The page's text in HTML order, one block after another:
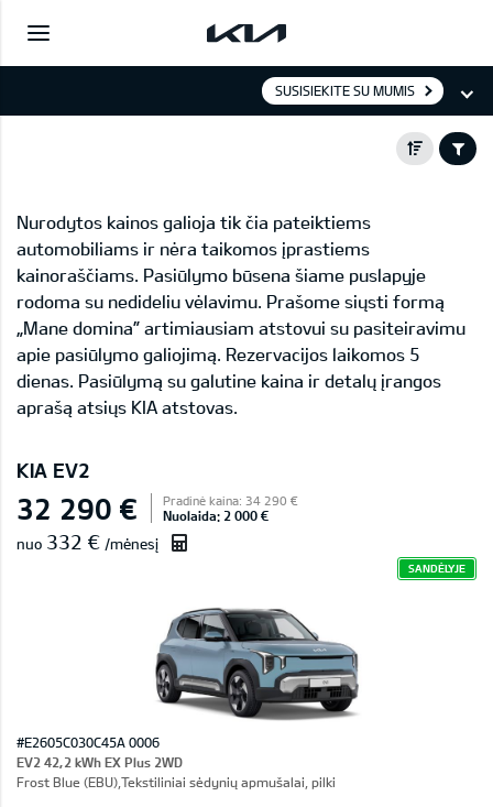
SUSISIEKITE SU MUMIS
Nurodytos kainos galioja tik čia pateiktiems
automobiliams ir nėra taikomos įprastiems
kainoraščiams. Pasiūlymo būsena šiame puslapyje
rodoma su nedideliu vėlavimu. Prašome siųsti formą
„Mane domina” artimiausiam atstovui su pasiteiravimu
apie pasiūlymo galiojimą. Rezervacijos laikomos 5
dienas. Pasiūlymą su galutine kaina ir detalų įrangos
aprašą atsiųs KIA atstovas.
KIA EV2
32 290 € Pradinė kaina: 34 290 €
Nuolaida: 2 000 €
nuo 332 € /mėnesį
SANDĖLYJE
#E2605C030C45A 0006
EV2 42,2 kWh EX Plus 2WD
Frost Blue (EBU),Tekstiliniai sėdynių apmušalai, pilki